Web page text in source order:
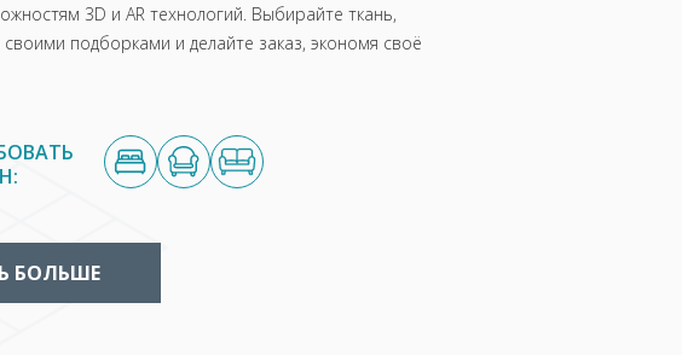
3D и AR технологий. Выбирайте ткань,
своими подборками и делайте заказ, экономя своё
БОЛЬШЕ